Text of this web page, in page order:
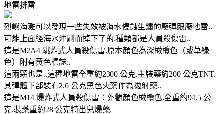
地雷排雷
烈嶼海灘可以發現一些失效被海水侵蝕生鏽的廢彈跟廢地雷..
可能上面經海水沖刷而掉下了的.種類都是人員殺傷雷..
這是M2A4 跳炸式人員殺傷雷.原本顏色為深橄欖色（或草綠
色）附有黃色標誌..
這兩顆也是..這種地雷全重約2300 公克.主裝藥約200 公克TNT.
其彈體下部裝有2.6 公克黑色火藥作為拋射藥..
這是M14 爆炸式人員殺傷雷：外觀顏色橄欖色.全重約94.5 公
克.裝藥重約28 公克特出兒爆藥.